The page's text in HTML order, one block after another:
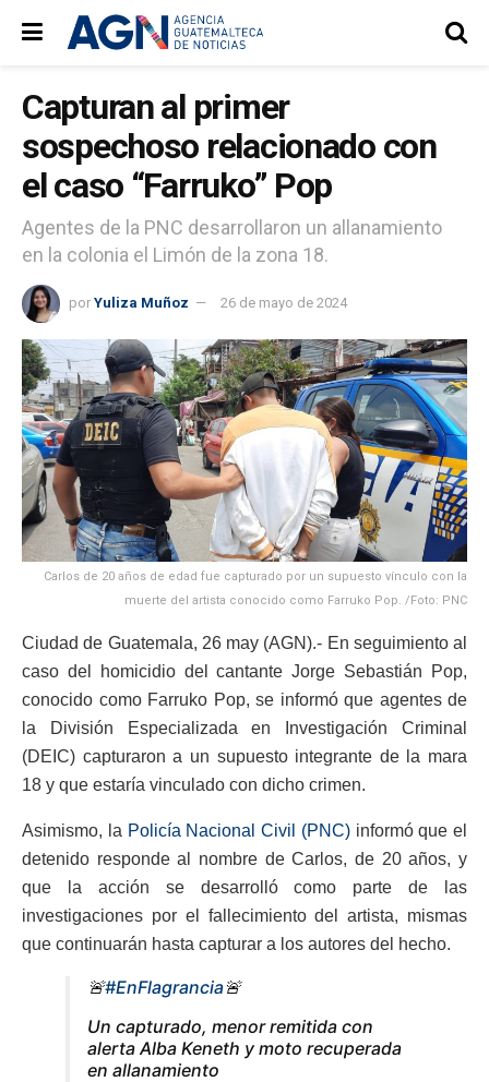
Capturan al primer
sospechoso relacionado con
el caso “Farruko” Pop
Agentes de la PNC desarrollaron un allanamiento
en la colonia el Limón de la zona 18.
por Yuliza Muñoz 26 de mayo de 2024
Carlos de 20 años de edad fue capturado por un supuesto vínculo con la
muerte del artista conocido como Farruko Pop. /Foto: PNC
Ciudad de Guatemala, 26 may (AGN).- En seguimiento al
caso del homicidio del cantante Jorge Sebastián Pop,
conocido como Farruko Pop, se informó que agentes de
la División Especializada en Investigación Criminal
(DEIC) capturaron a un supuesto integrante de la mara
18 y que estaría vinculado con dicho crimen.
Asimismo, la Policía Nacional Civil (PNC)informó que el
detenido responde al nombre de Carlos, de 20 años, y
que la acción se desarrolló como parte de las
investigaciones por el fallecimiento del artista, mismas
que continuarán hasta capturar a los autores del hecho.
🚨#EnFlagrancia🚨
Un capturado, menor remitida con
alerta Alba Keneth y moto recuperada
en allanamiento